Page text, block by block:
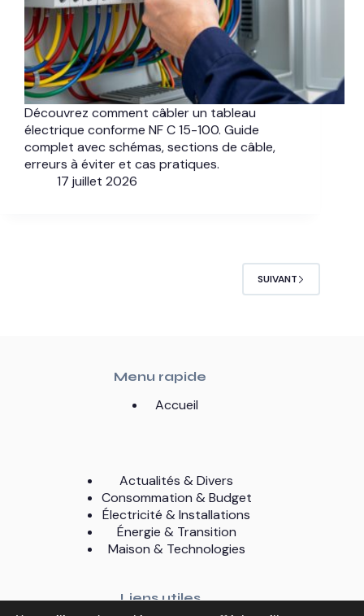
Découvrez comment câbler un tableau
électrique conforme NF C 15-100. Guide
complet avec schémas, sections de câble,
erreurs à éviter et cas pratiques.
17 juillet 2026
SUIVANT
Menu rapide
Accueil
Actualités & Divers
Consommation & Budget
Électricité & Installations
Énergie & Transition
Maison & Technologies
Liens utiles